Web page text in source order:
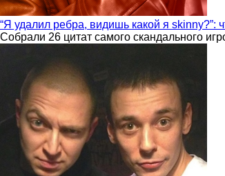
“Я удалил ребра, видишь какой я skinny?”:
Собрали 26 цитат самого скандального